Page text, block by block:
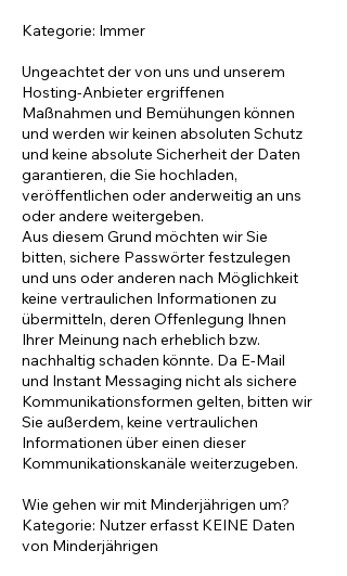
Kategorie: Immer
Ungeachtet der von uns und unserem
Hosting-Anbieter ergriffenen
Maßnahmen und Bemühungen können
und werden wir keinen absoluten Schutz
und keine absolute Sicherheit der Daten
garantieren, die Sie hochladen,
veröffentlichen oder anderweitig an uns
oder andere weitergeben.
Aus diesem Grund möchten wir Sie
bitten, sichere Passwörter festzulegen
und uns oder anderen nach Möglichkeit
keine vertraulichen Informationen zu
übermitteln, deren Offenlegung Ihnen
Ihrer Meinung nach erheblich bzw.
nachhaltig schaden könnte. Da E-Mail
und Instant Messaging nicht als sichere
Kommunikationsformen gelten, bitten wir
Sie außerdem, keine vertraulichen
Informationen über einen dieser
Kommunikationskanäle weiterzugeben.
Wie gehen wir mit Minderjährigen um?
Kategorie: Nutzer erfasst KEINE Daten
von Minderjährigen